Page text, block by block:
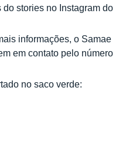
stories no Instagram do
informações, o Samae
em contato pelo número
no saco verde: